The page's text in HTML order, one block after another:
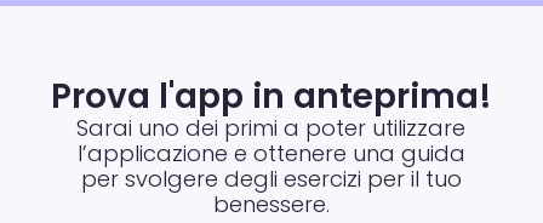
Prova l'app in anteprima!
Sarai uno dei primi a poter utilizzare
l’applicazione e ottenere una guida
per svolgere degli esercizi per il tuo
benessere.